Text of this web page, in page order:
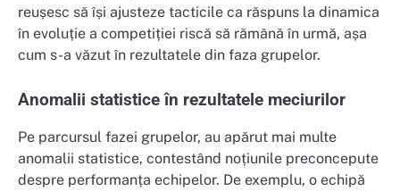
reușesc să își ajusteze tacticile ca răspuns la dinamica
în evoluție a competiției riscă să rămână în urmă, așa
cum s-a văzut în rezultatele din faza grupelor.
Anomalii statistice în rezultatele meciurilor
Pe parcursul fazei grupelor, au apărut mai multe
anomalii statistice, contestând noțiunile preconcepute
despre performanța echipelor. De exemplu, o echipă